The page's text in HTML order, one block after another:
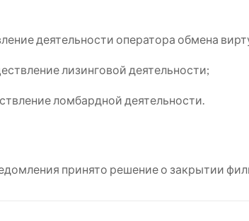
деятельности оператора обмена
лизинговой деятельности;
ломбардной деятельности.
принято решение о закрытии